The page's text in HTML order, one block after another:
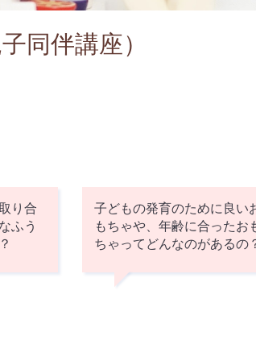
同伴講座）
り合
ふう
子どもの発育のために良い
もちゃや、年齢に合ったお
ちゃってどんなのがあるの